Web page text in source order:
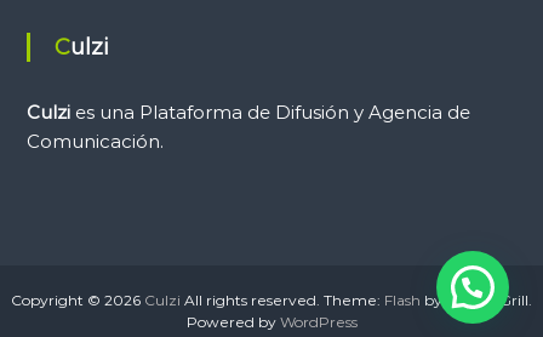
Culzi
Culzi es una Plataforma de Difusión y Agencia de
Comunicación.
Copyright © 2026 Culzi All rights reserved. Theme: Flash by ThemeGrill.
Powered by WordPress